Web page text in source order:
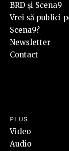
BRD și Scena9
Vrei să publici
Scena9?
Newsletter
Contact
PLUS
Video
Audio